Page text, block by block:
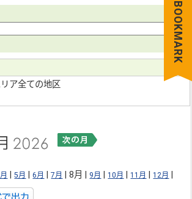
の
ア全ての地区
|5月 |6月 |7月 | 8月 | 9月 |10月 |11月 |12月
BOOKMARK